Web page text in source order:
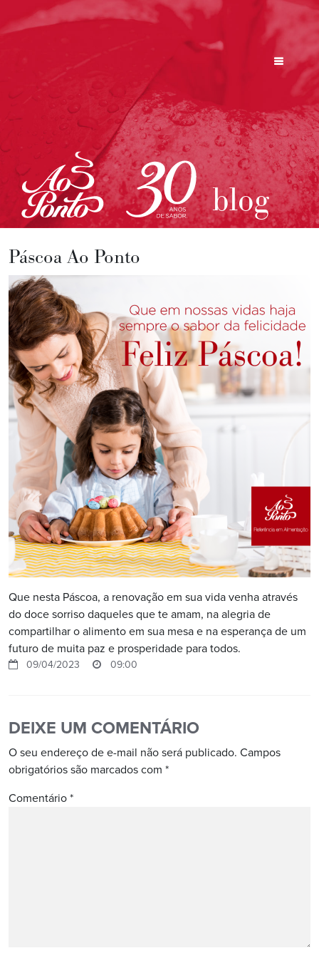
blog
Páscoa Ao Ponto
Que nesta Páscoa, a renovação em sua vida venha através
do doce sorriso daqueles que te amam, na alegria de
compartilhar o alimento em sua mesa e na esperança de um
futuro de muita paz e prosperidade para todos.
09/04/2023 09:00
DEIXE UM COMENTÁRIO
O seu endereço de e-mail não será publicado. Campos
obrigatórios são marcados com *
Comentário *